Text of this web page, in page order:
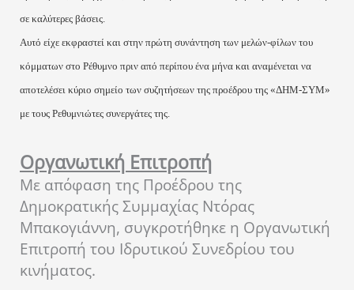
σε καλύτερες βάσεις.
Αυτό είχε εκφραστεί και στην πρώτη συνάντηση των μελών-φίλων του
κόμματων στο Ρέθυμνο πριν από περίπου ένα μήνα και αναμένεται να
αποτελέσει κύριο σημείο των συζητήσεων της προέδρου της «ΔΗΜ-ΣΥΜ»
με τους Ρεθυμνιώτες συνεργάτες της.
Οργανωτική Επιτροπή
Με απόφαση της Προέδρου της
Δημοκρατικής Συμμαχίας Ντόρας
Μπακογιάννη, συγκροτήθηκε η Οργανωτική
Επιτροπή του Ιδρυτικού Συνεδρίου του
κινήματος.